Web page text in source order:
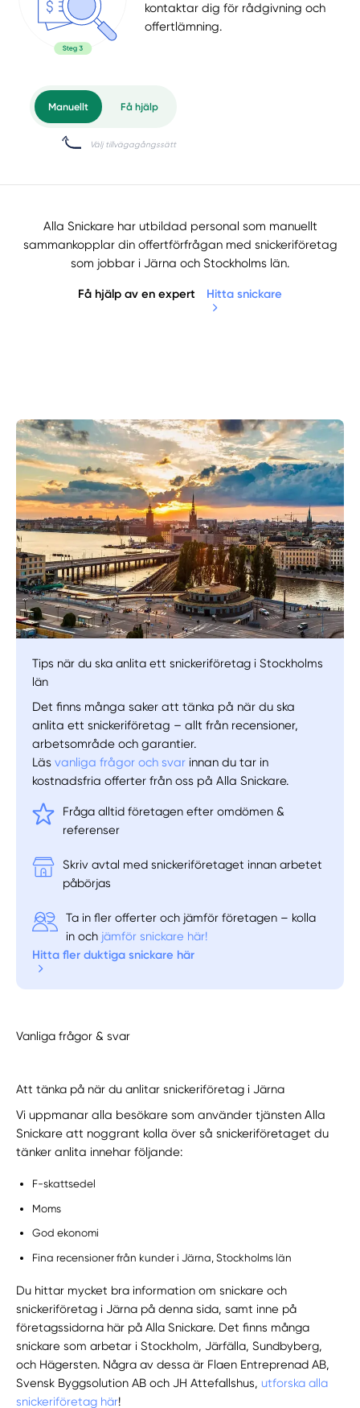
kontaktar dig för rådgivning och
offertlämning.
Manuellt Få hjälp
Välj tillvägagångssätt
Alla Snickare har utbildad personal som manuellt
sammankopplar din offertförfrågan med snickeriföretag
som jobbar i Järna och Stockholms län.
Få hjälp av en expert Hitta snickare
Tips när du ska anlita ett snickeriföretag i Stockholms
län
Det finns många saker att tänka på när du ska
anlita ett snickeriföretag – allt från recensioner,
arbetsområde och garantier.
Läsvanliga frågor och svar innan du tar in
kostnadsfria offerter från oss på Alla Snickare.
Fråga alltid företagen efter omdömen &
referenser
Skriv avtal med snickeriföretaget innan arbetet
påbörjas
Ta in fler offerter och jämför företagen – kolla
in och jämför snickare här!
Hitta fler duktiga snickare här
Vanliga frågor & svar
Att tänka på när du anlitar snickeriföretag i Järna
Vi uppmanar alla besökare som använder tjänsten Alla
Snickare att noggrant kolla över så snickeriföretaget du
tänker anlita innehar följande:
F-skattsedel
Moms
God ekonomi
Fina recensioner från kunder i Järna, Stockholms län
Du hittar mycket bra information om snickare och
snickeriföretag i Järna på denna sida, samt inne på
företagssidorna här på Alla Snickare. Det finns många
snickare som arbetar i Stockholm, Järfälla, Sundbyberg,
och Hägersten. Några av dessa är Flaen Entreprenad AB,
Svensk Byggsolution AB och JH Attefallshus,utforska alla
snickeriföretag här!